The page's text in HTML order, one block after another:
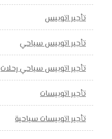
تأجير اتوبيس
تأجير اتوبيس سياحي
تأجير اتوبيس سياحي رحلات
تأجير اتوبيسات
تأجير اتوبيسات سياحية